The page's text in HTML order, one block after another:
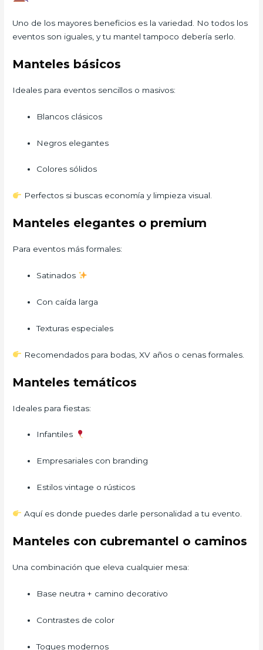
Uno de los mayores beneficios es la variedad. No todos los
eventos son iguales, y tu mantel tampoco debería serlo.
Manteles básicos
Ideales para eventos sencillos o masivos:
Blancos clásicos
Negros elegantes
Colores sólidos
Perfectos si buscas economía y limpieza visual.
Manteles elegantes o premium
Para eventos más formales:
Satinados
Con caída larga
Texturas especiales
Recomendados para bodas, XV años o cenas formales.
Manteles temáticos
Ideales para fiestas:
Infantiles
Empresariales con branding
Estilos vintage o rústicos
Aquí es donde puedes darle personalidad a tu evento.
Manteles con cubremantel o caminos
Una combinación que eleva cualquier mesa:
Base neutra + camino decorativo
Contrastes de color
Toques modernos